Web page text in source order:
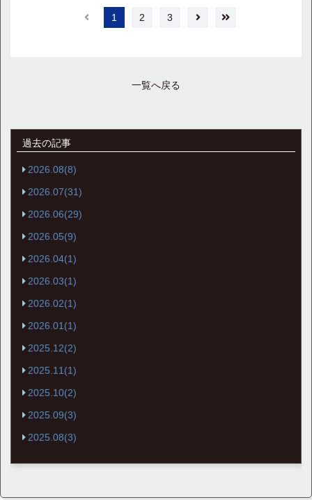
1 2 3
一覧へ戻る
過去の記事
2026.08(8)
2026.07(31)
2026.06(29)
2026.05(9)
2026.04(1)
2026.03(1)
2026.02(1)
2026.01(1)
2025.12(2)
2025.11(1)
2025.10(2)
2025.09(3)
2025.08(3)